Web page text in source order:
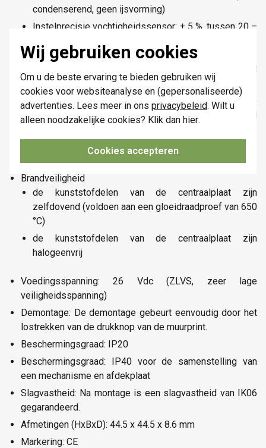
Wij gebruiken cookies
Om u de beste ervaring te bieden gebruiken wij
cookies voor websiteanalyse en (gepersonaliseerde)
advertenties. Lees meer in ons privacybeleid. Wilt u
alleen noodzakelijke cookies? Klik dan hier.
Cookies accepteren
condenserend, geen ijsvorming)
Instelprecisie vochtigheidssensor: ± 5 %, tussen 20 –
Materiaal centraalplaat: De centraalplaat is vervaardigd
uit vormvaste polycarbonaat + asa en gelakt.
Lens: De zes toetsen van de drukknop zijn aan de
buitenzijde uitgerust met een kleine amberkleurige led
Kleur: blue grey gelakt (bij benadering NCS S 8005 -
R80B, RAL 240 30 05)
Brandveiligheid
de kunststofdelen van de centraalplaat zijn
zelfdovend (voldoen aan een gloeidraadproef van 650
°C)
de kunststofdelen van de centraalplaat zijn
halogeenvrij
Voedingsspanning: 26 Vdc (ZLVS, zeer lage
veiligheidsspanning)
Demontage: De demontage gebeurt eenvoudig door het
lostrekken van de drukknop van de muurprint.
Beschermingsgraad: IP20
Beschermingsgraad: IP40 voor de samenstelling van
een mechanisme en afdekplaat
Slagvastheid: Na montage is een slagvastheid van IK06
gegarandeerd.
Afmetingen (HxBxD): 44.5 x 44.5 x 8.6 mm
Markering: CE